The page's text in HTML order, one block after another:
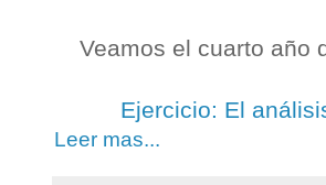
Veamos el cuarto año
Ejercicio: El
Leer mas...